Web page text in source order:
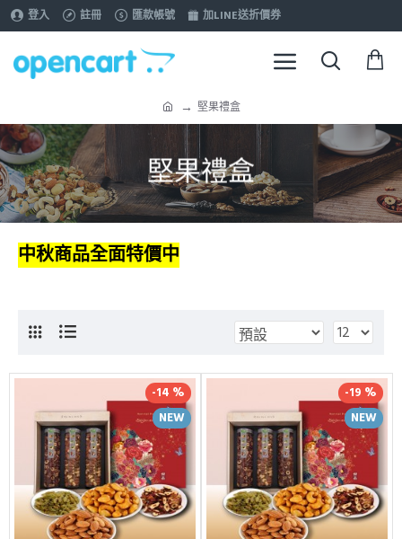
登入 註冊 匯款帳號 加LINE送折價券
堅果禮盒
堅果禮盒
中秋商品全面特價中
NEW
-14 %
NEW
-19 %